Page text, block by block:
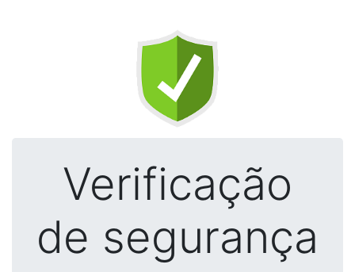
Verificação
de segurança